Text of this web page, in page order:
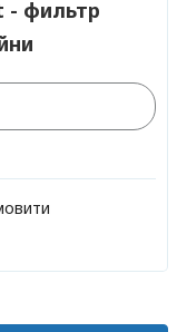
- фильтр